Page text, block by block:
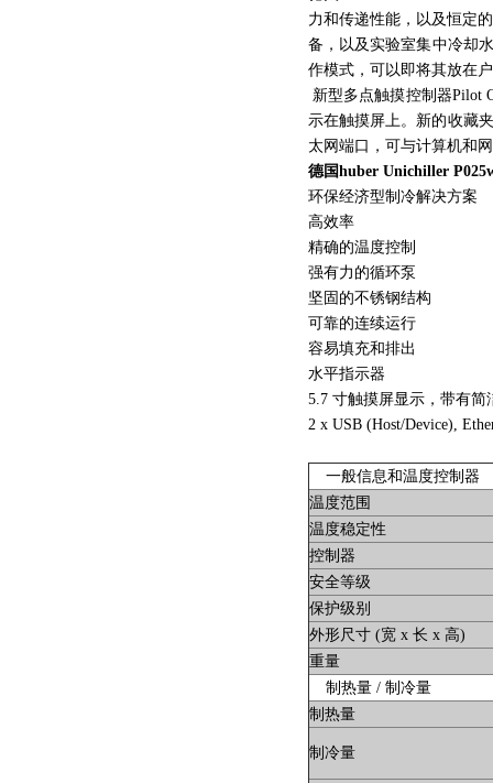
力和传递性能，以及恒定
备，以及实验室集中冷却
作模式，可以即将其放在
新型多点触摸控制器Pilot
示在触摸屏上。新的收藏
太网端口，可与计算机和
德国huber Unichiller
环保经济型制冷解决方案
高效率
精确的温度控制
强有力的循环泵
坚固的不锈钢结构
可靠的连续运行
容易填充和排出
水平指示器
5.7 寸触摸屏显示，带有
2 x USB (Host/Device),
一般信息和温度控制器
温度范围
温度稳定性
控制器
安全等级
保护级别
外形尺寸 (宽 x 长 x 高)
重量
制热量 / 制冷量
制热量
制冷量